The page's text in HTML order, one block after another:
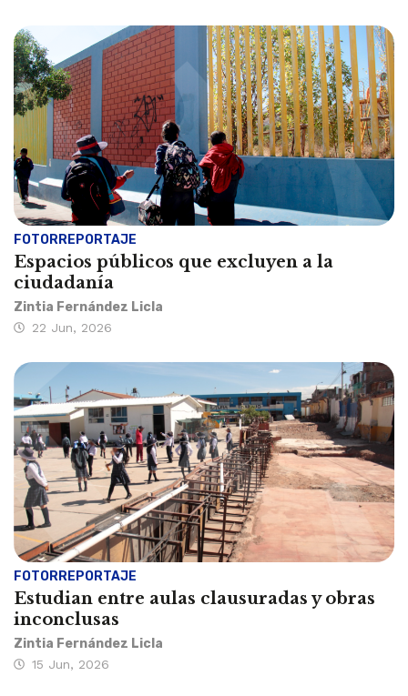
FOTORREPORTAJE
Espacios públicos que excluyen a la
ciudadanía
Zintia Fernández Licla
22 Jun, 2026
FOTORREPORTAJE
Estudian entre aulas clausuradas y obras
inconclusas
Zintia Fernández Licla
15 Jun, 2026